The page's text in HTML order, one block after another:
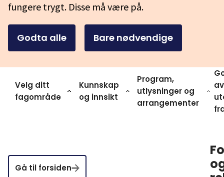
fungere trygt. Disse må være på.
Godta alle Bare nødvendige
Velg ditt
fagområde
Kunnskap
og innsikt
Program,
utlysninger og
arrangementer
av
Gå til forsiden